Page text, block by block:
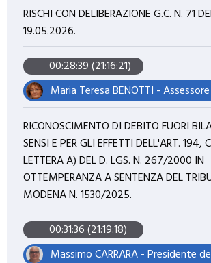
RISCHI CON DELIBERAZIONE G.C. N. 71
19.05.2026.
00:28:39 (21:16:21)
Maria Teresa BENOTTI - Assessore
RICONOSCIMENTO DI DEBITO FUORI
SENSI E PER GLI EFFETTI DELL'ART. 194,
LETTERA A) DEL D. LGS. N. 267/2000 IN
OTTEMPERANZA A SENTENZA DEL
MODENA N. 1530/2025.
00:31:36 (21:19:18)